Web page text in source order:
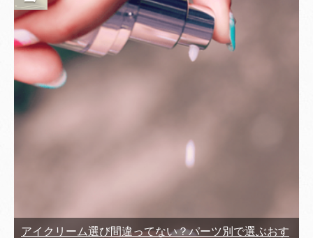
アイクリーム選び間違ってない？パーツ別で選ぶおす